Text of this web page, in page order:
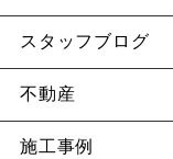
スタッフブログ
不動産
施工事例